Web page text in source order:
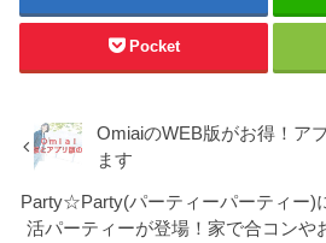
男性：月額3,700円
女性：無料
には一番成果があったアプ
やすさや出会いやすは断ト
活なら他のアプリの方がいい
Omiaiもペアーズ同様会員数
Pocket
OmiaiのWEB版がお得！ア
ます
Party☆Party(パーティーパーティー)
活パーティーが登場！家で合コンや